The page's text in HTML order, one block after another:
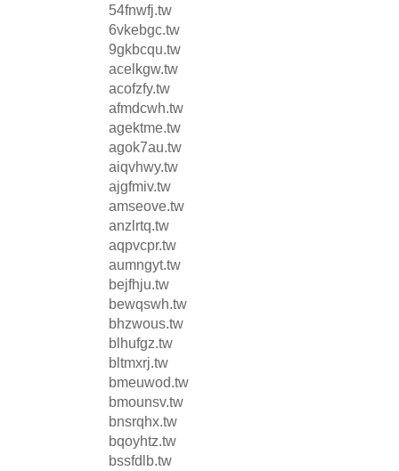
54fnwfj.tw
6vkebgc.tw
9gkbcqu.tw
acelkgw.tw
acofzfy.tw
afmdcwh.tw
agektme.tw
agok7au.tw
aiqvhwy.tw
ajgfmiv.tw
amseove.tw
anzlrtq.tw
aqpvcpr.tw
aumngyt.tw
bejfhju.tw
bewqswh.tw
bhzwous.tw
blhufgz.tw
bltmxrj.tw
bmeuwod.tw
bmounsv.tw
bnsrqhx.tw
bqoyhtz.tw
bssfdlb.tw